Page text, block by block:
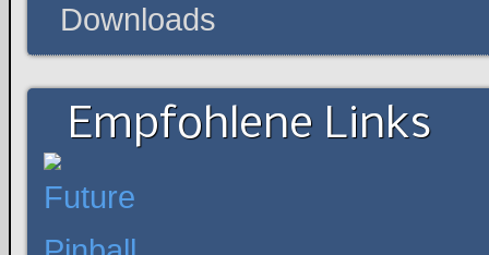
Downloads
Empfohlene Links